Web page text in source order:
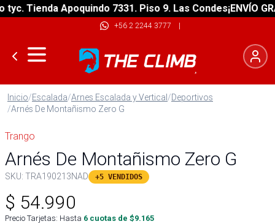
Tienda Apoquindo 7331. Piso 9. Las Condes¡ENVÍO
+56 2 2244 3777 |
Inicio/Escalada/Arnes Escalada y Vertical/Deportivos
/Arnés De Montañismo Zero G
Trango
Arnés De Montañismo Zero G
SKU: TRA190213NAD +5 VENDIDOS
$ 54.990
Precio Tarjetas: Hasta 6 cuotas de $9.165